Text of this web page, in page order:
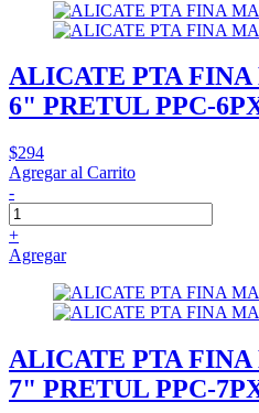
ALICATE PTA
6" PRETUL PPC-
$294
Agregar al Carrito
-
+
Agregar
ALICATE PTA
7" PRETUL PPC-